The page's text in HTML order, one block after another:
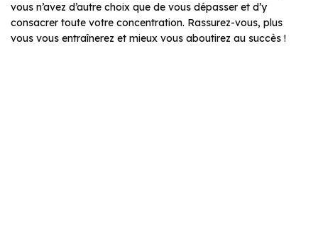
vous n’avez d’autre choix que de vous dépasser et d’y
consacrer toute votre concentration. Rassurez-vous, plus
vous vous entraînerez et mieux vous aboutirez au succès !